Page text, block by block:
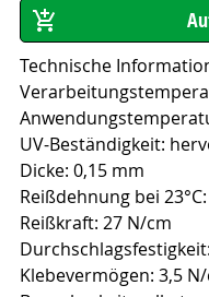
Technische
UV-Beständigkeit:
Dicke: 0,15 mm
Reißdehnung bei
Reißkraft: 27 N/cm
Klebevermögen: 3,5